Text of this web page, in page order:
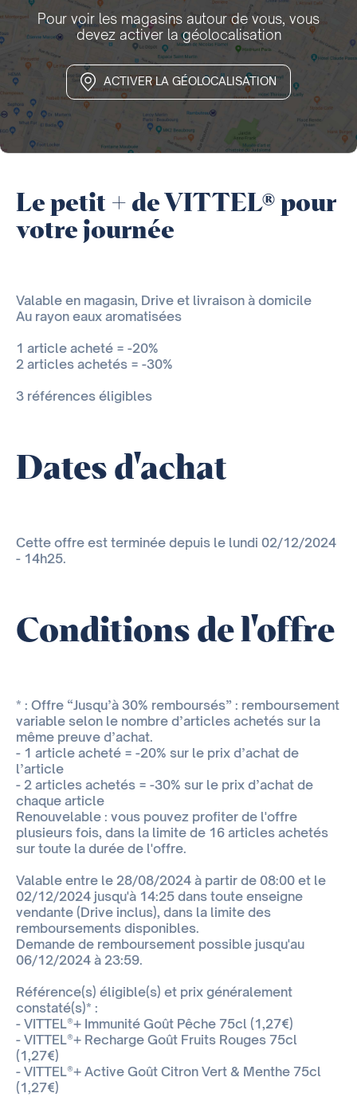
Pour voir les magasins autour de vous, vous
devez activer la géolocalisation
ACTIVER LA GÉOLOCALISATION
Le petit + de VITTEL® pour
votre journée
Valable en magasin, Drive et livraison à domicile
Au rayon eaux aromatisées
1 article acheté = -20%
2 articles achetés = -30%
3 références éligibles
Dates d'achat
Cette offre est terminée depuis le lundi 02/12/2024
- 14h25.
Conditions de l'offre
* : Offre “Jusqu’à 30% remboursés” : remboursement
variable selon le nombre d’articles achetés sur la
même preuve d’achat.
- 1 article acheté = -20% sur le prix d’achat de
l’article
- 2 articles achetés = -30% sur le prix d’achat de
chaque article
Renouvelable : vous pouvez profiter de l'offre
plusieurs fois, dans la limite de 16 articles achetés
sur toute la durée de l'offre.
Valable entre le 28/08/2024 à partir de 08:00 et le
02/12/2024 jusqu'à 14:25 dans toute enseigne
vendante (Drive inclus), dans la limite des
remboursements disponibles.
Demande de remboursement possible jusqu'au
06/12/2024 à 23:59.
Référence(s) éligible(s) et prix généralement
constaté(s)* :
- VITTEL®+ Immunité Goût Pêche 75cl (1,27€)
- VITTEL®+ Recharge Goût Fruits Rouges 75cl
(1,27€)
- VITTEL®+ Active Goût Citron Vert & Menthe 75cl
(1,27€)